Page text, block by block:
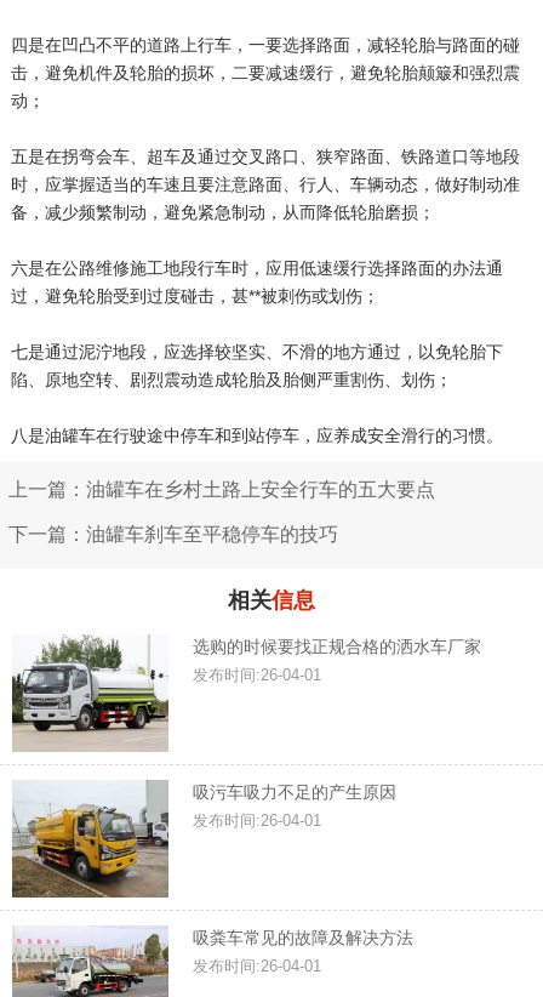
四是在凹凸不平的道路上行车，一要选择路面，减轻轮胎与路面的碰
击，避免机件及轮胎的损坏，二要减速缓行，避免轮胎颠簸和强烈震
动；
五是在拐弯会车、超车及通过交叉路口、狭窄路面、铁路道口等地段
时，应掌握适当的车速且要注意路面、行人、车辆动态，做好制动准
备，减少频繁制动，避免紧急制动，从而降低轮胎磨损；
六是在公路维修施工地段行车时，应用低速缓行选择路面的办法通
过，避免轮胎受到过度碰击，甚**被刺伤或划伤；
七是通过泥泞地段，应选择较坚实、不滑的地方通过，以免轮胎下
陷、原地空转、剧烈震动造成轮胎及胎侧严重割伤、划伤；
八是油罐车在行驶途中停车和到站停车，应养成安全滑行的习惯。
上一篇：油罐车在乡村土路上安全行车的五大要点
下一篇：油罐车刹车至平稳停车的技巧
相关信息
选购的时候要找正规合格的洒水车厂家
发布时间:26-04-01
吸污车吸力不足的产生原因
发布时间:26-04-01
吸粪车常见的故障及解决方法
发布时间:26-04-01